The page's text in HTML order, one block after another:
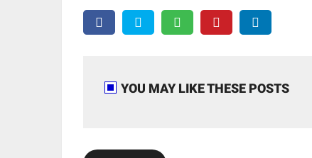
YOU MAY LIKE THESE POSTS